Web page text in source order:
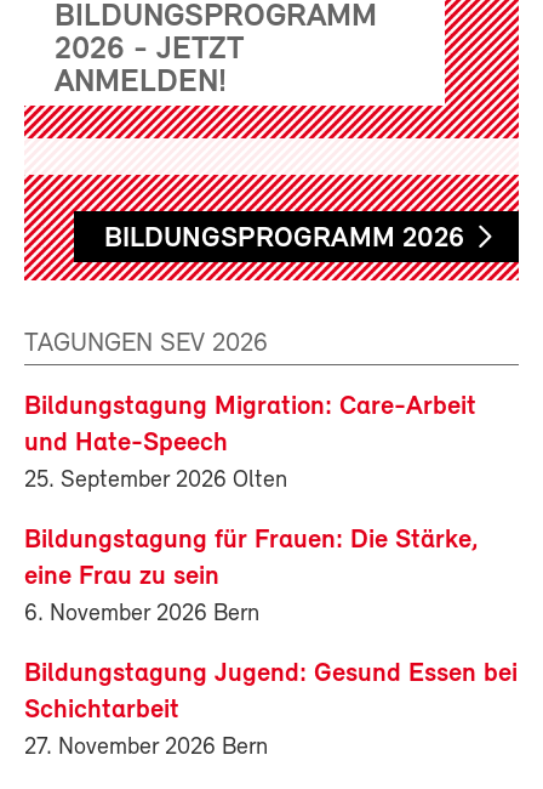
BILDUNGSPROGRAMM
2026 - JETZT
ANMELDEN!
BILDUNGSPROGRAMM 2026
TAGUNGEN SEV 2026
Bildungstagung Migration: Care-Arbeit
und Hate-Speech
25. September 2026 Olten
Bildungstagung für Frauen: Die Stärke,
eine Frau zu sein
6. November 2026 Bern
Bildungstagung Jugend: Gesund Essen bei
Schichtarbeit
27. November 2026 Bern